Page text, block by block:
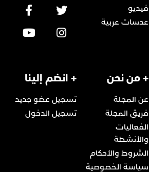
فيديو
عدسات عربية
+ من نحن
عن المجلة
فريق المجلة
الفعاليات
والأنشطة
الشروط والأحكام
سياسة الخصوصية
+ انضم إلينا
تسجيل عضو جديد
تسجيل الدخول